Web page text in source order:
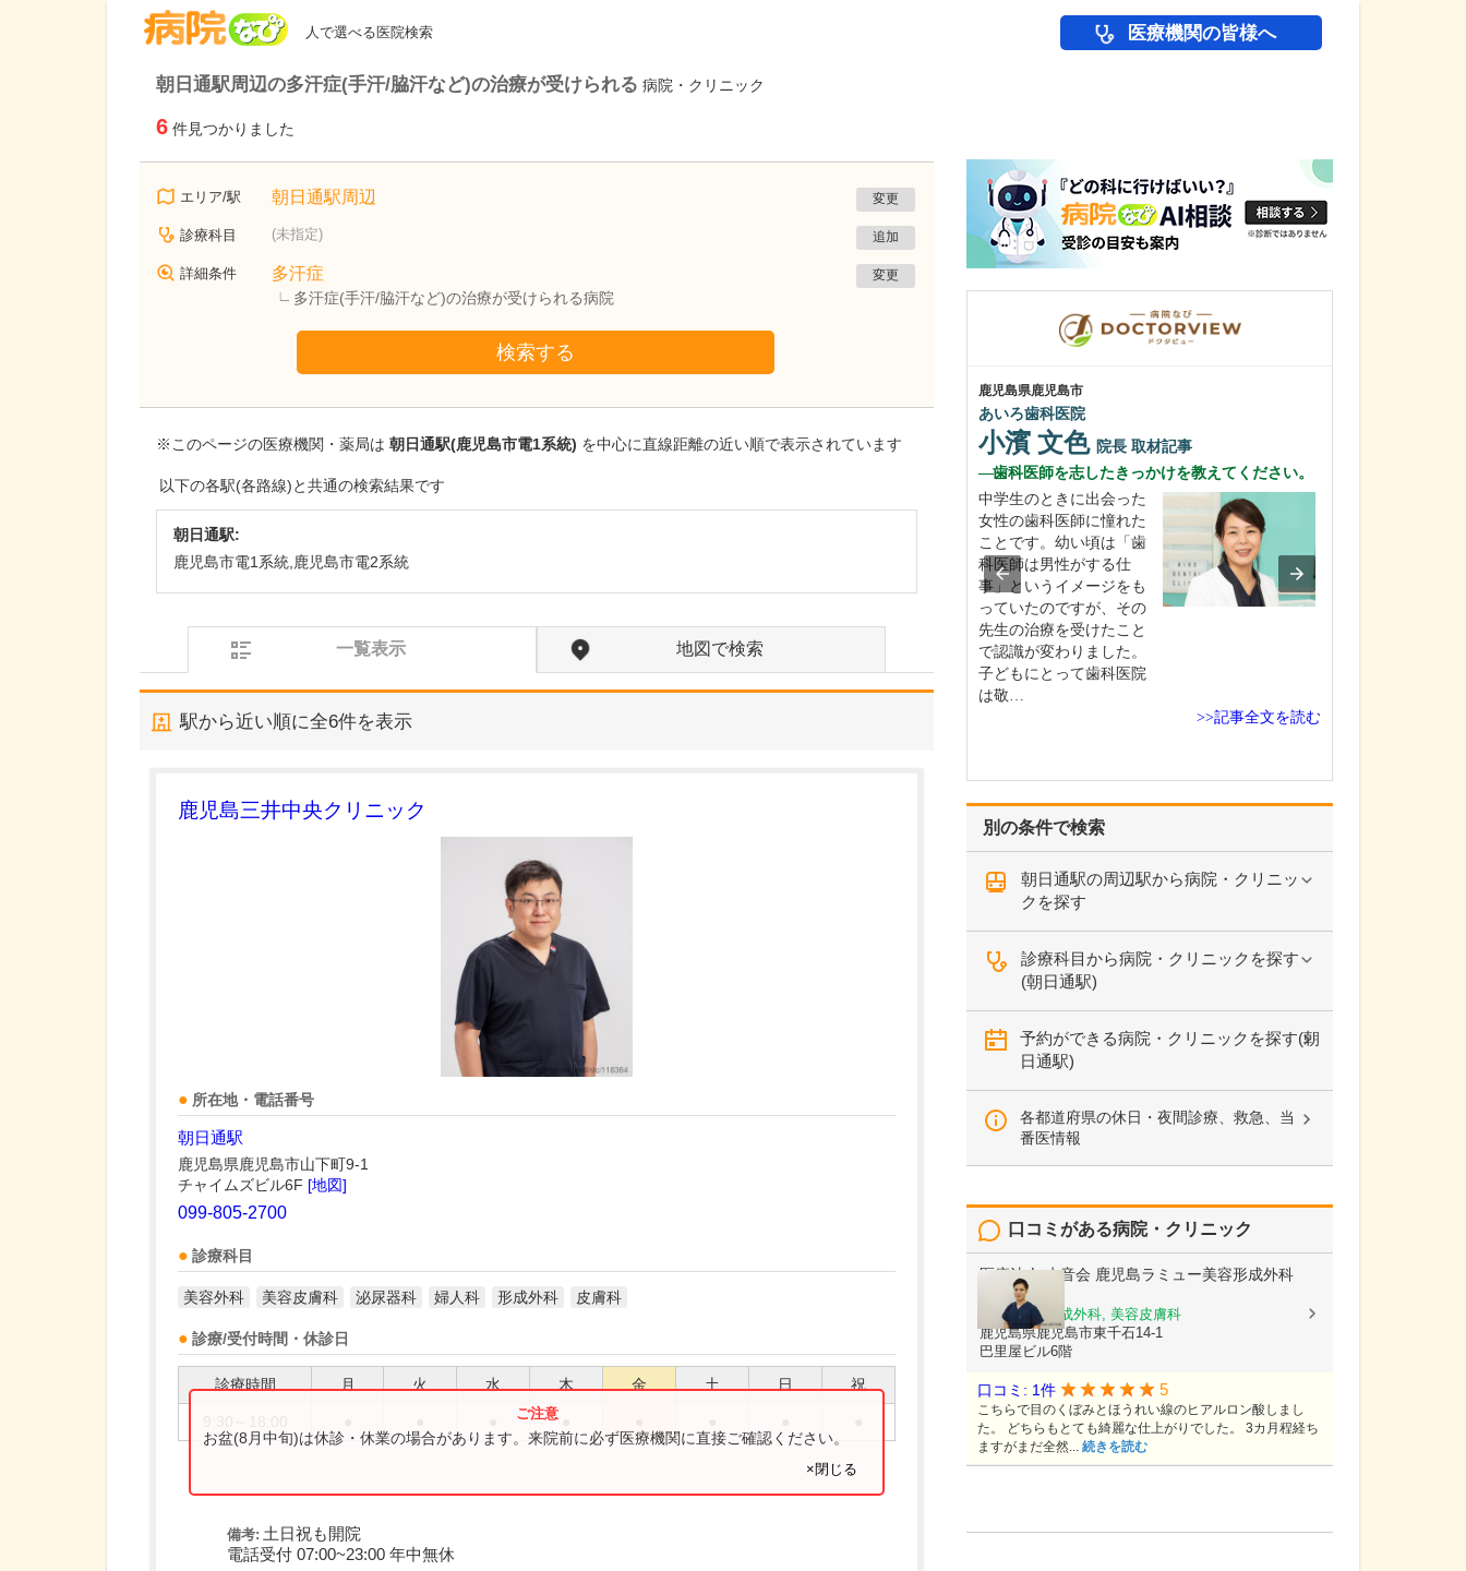
人で選べる医院検索 医療機関の皆様へ
朝日通駅周辺の多汗症(手汗/脇汗など)の治療が受けられる 病院・クリニック
6 件見つかりました
エリア/駅 朝日通駅周辺 変更
診療科目 (未指定) 追加
詳細条件 多汗症
多汗症(手汗/脇汗など)の治療が受けられる病院
変更
検索する
※このページの医療機関・薬局は 朝日通駅(鹿児島市電1系統) を中心に直線距離の近い順で表示されています
以下の各駅(各路線)と共通の検索結果です
朝日通駅:
鹿児島市電1系統,鹿児島市電2系統
一覧表示 地図で検索
駅から近い順に全6件を表示
鹿児島三井中央クリニック
所在地・電話番号
朝日通駅
鹿児島県鹿児島市山下町9-1
チャイムズビル6F [地図]
099-805-2700
診療科目
美容外科 美容皮膚科 泌尿器科 婦人科 形成外科 皮膚科
診療/受付時間・休診日
診療時間 月 火 水 木 金 土 日 祝
お盆(8月中旬)は休診・休業の場合があります。来院前に必ず医療機関に直接ご確認ください。
×閉じる
備考: 土日祝も開院
電話受付 07:00~23:00 年中無休
別の条件で検索
朝日通駅の周辺駅から病院・クリニッ
クを探す
診療科目から病院・クリニックを探す
(朝日通駅)
予約ができる病院・クリニックを探す(朝
日通駅)
各都道府県の休日・夜間診療、救急、当
番医情報
口コミがある病院・クリニック
医療法人 水音会 鹿児島ラミュー美容形成外科
クリニック
美容外科, 形成外科, 美容皮膚科
鹿児島県鹿児島市東千石14-1
巴里屋ビル6階
口コミ: 1件 5
こちらで目のくぼみとほうれい線のヒアルロン酸しまし
た。 どちらもとても綺麗な仕上がりでした。 3カ月程経ち
ますがまだ全然... 続きを読む
鹿児島県鹿児島市
あいろ歯科医院
小濱 文色 院長 取材記事
歯科医師を志したきっかけを教えてください。
中学生のときに出会った
女性の歯科医師に憧れた
ことです。幼い頃は「歯
科医師は男性がする仕
事」というイメージをも
っていたのですが、その
先生の治療を受けたこと
で認識が変わりました。
子どもにとって歯科医院
は敬…
>>記事全文を読む
新百合ヶ丘龍クリニック
龍 祥之助 院長
疾患の診療です。心不全
が低下し、全身に十分な
血液を送り出せなくなる